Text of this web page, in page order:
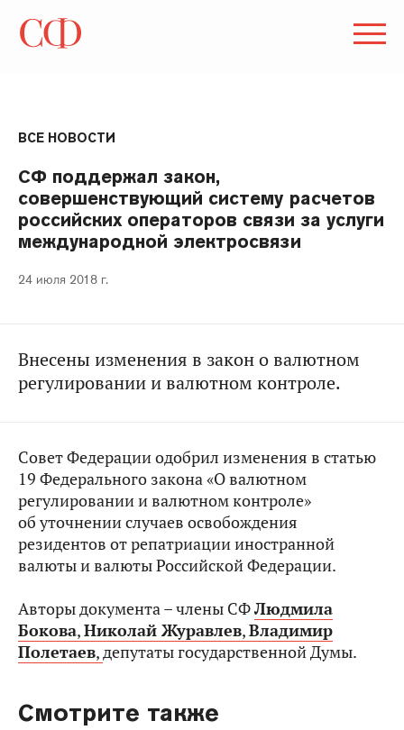
ВСЕ НОВОСТИ
СФ поддержал закон,
совершенствующий систему расчетов
российских операторов связи за услуги
международной электросвязи
24 июля 2018 г.
Внесены изменения в закон о валютном
регулировании и валютном контроле.
Совет Федерации одобрил изменения в статью
19 Федерального закона «О валютном
регулировании и валютном контроле»
об уточнении случаев освобождения
резидентов от репатриации иностранной
валюты и валюты Российской Федерации.
Авторы документа – члены СФЛюдмила
Бокова,Николай Журавлев,Владимир
Полетаев,депутаты государственной Думы.
Смотрите также